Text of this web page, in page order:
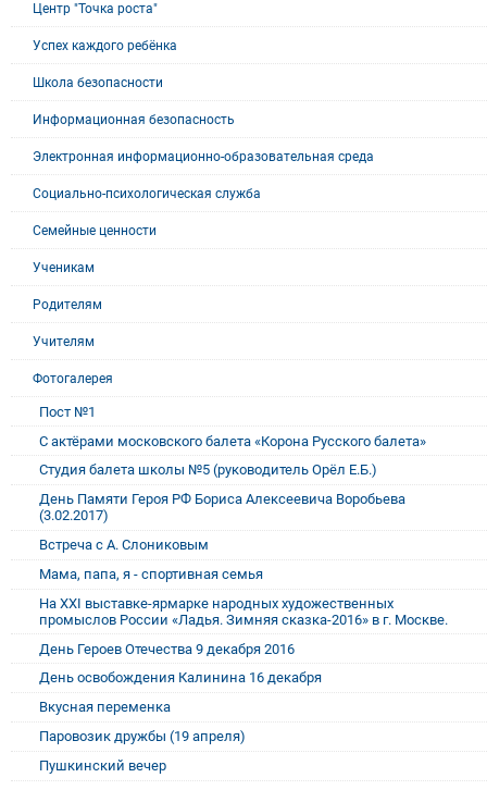
Центр "Точка роста"
Успех каждого ребёнка
Школа безопасности
Информационная безопасность
Электронная информационно-образовательная среда
Социально-психологическая служба
Семейные ценности
Ученикам
Родителям
Учителям
Фотогалерея
Пост №1
С актёрами московского балета «Корона Русского балета»
Студия балета школы №5 (руководитель Орёл Е.Б.)
День Памяти Героя РФ Бориса Алексеевича Воробьева
(3.02.2017)
Встреча с А. Слониковым
Мама, папа, я - спортивная семья
На XXI выставке-ярмарке народных художественных
промыслов России «Ладья. Зимняя сказка-2016» в г. Москве.
День Героев Отечества 9 декабря 2016
День освобождения Калинина 16 декабря
Вкусная переменка
Паровозик дружбы (19 апреля)
Пушкинский вечер